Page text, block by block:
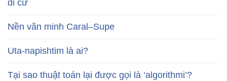
di cư
Nền văn minh Caral–Supe
Uta-napishtim là ai?
Tại sao thuật toán lại được gọi là ‘algorithmi’?